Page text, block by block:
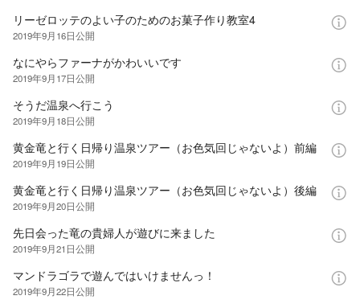
リーゼロッテのよい子のためのお菓子作り教室4
2019年9月16日公開
なにやらファーナがかわいいです
2019年9月17日公開
そうだ温泉へ行こう
2019年9月18日公開
黄金竜と行く日帰り温泉ツアー（お色気回じゃないよ）前編
2019年9月19日公開
黄金竜と行く日帰り温泉ツアー（お色気回じゃないよ）後編
2019年9月20日公開
先日会った竜の貴婦人が遊びに来ました
2019年9月21日公開
マンドラゴラで遊んではいけませんっ！
2019年9月22日公開